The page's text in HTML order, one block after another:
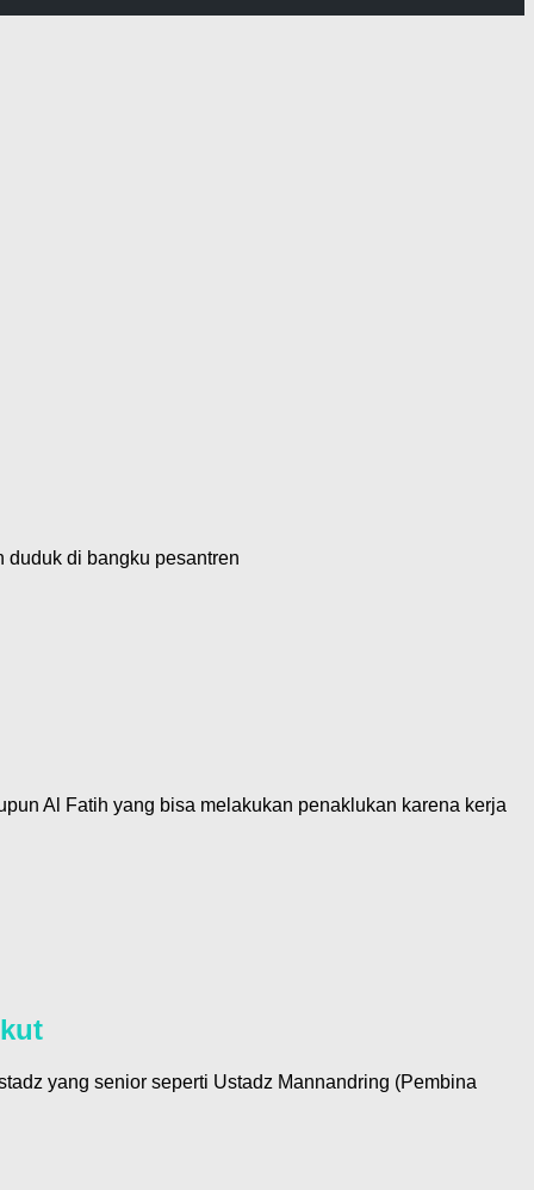
duduk di bangku pesantren
Al Fatih yang bisa melakukan penaklukan karena kerja
yang senior seperti Ustadz Mannandring (Pembina